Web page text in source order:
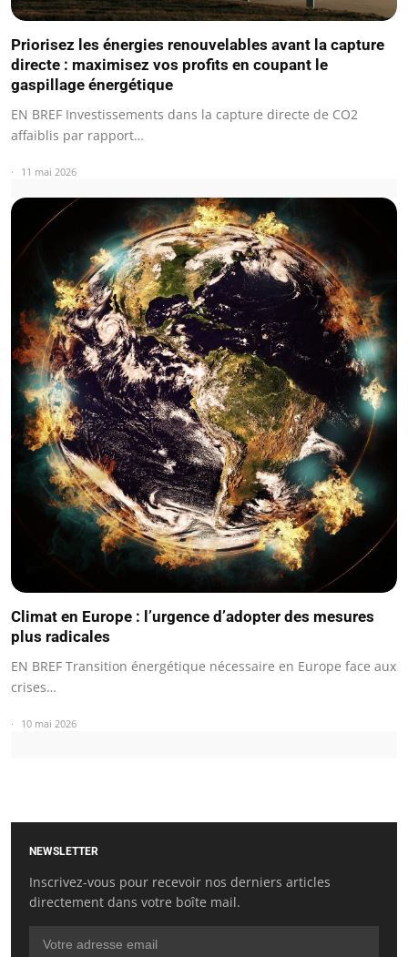
Priorisez les énergies renouvelables avant la capture
directe : maximisez vos profits en coupant le
gaspillage énergétique
EN BREF Investissements dans la capture directe de CO2
affaiblis par rapport…
11 mai 2026
Climat en Europe : l’urgence d’adopter des mesures
plus radicales
EN BREF Transition énergétique nécessaire en Europe face aux
crises…
10 mai 2026
NEWSLETTER
Inscrivez-vous pour recevoir nos derniers articles
directement dans votre boîte mail.